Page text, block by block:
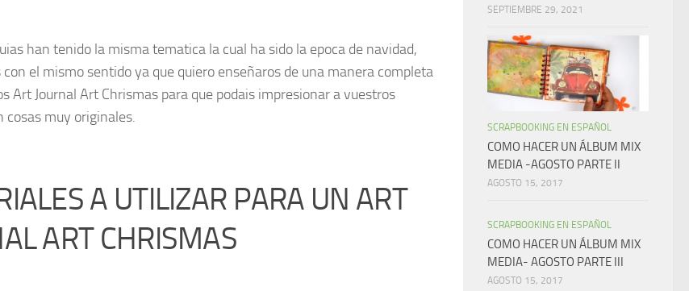
han tenido la misma tematica la cual ha sido la epoca de navidad,
con el mismo sentido ya que quiero enseñaros de una manera completa
Art Journal Art Chrismas para que podais impresionar a vuestros
cosas muy originales.
A UTILIZAR PARA UN ART
ART CHRISMAS
SEPTIEMBRE 29, 2021
SCRAPBOOKING EN ESPAÑOL
COMO HACER UN ÁLBUM MIX
MEDIA -AGOSTO PARTE II
AGOSTO 15, 2017
SCRAPBOOKING EN ESPAÑOL
COMO HACER UN ÁLBUM MIX
MEDIA- AGOSTO PARTE III
AGOSTO 15, 2017